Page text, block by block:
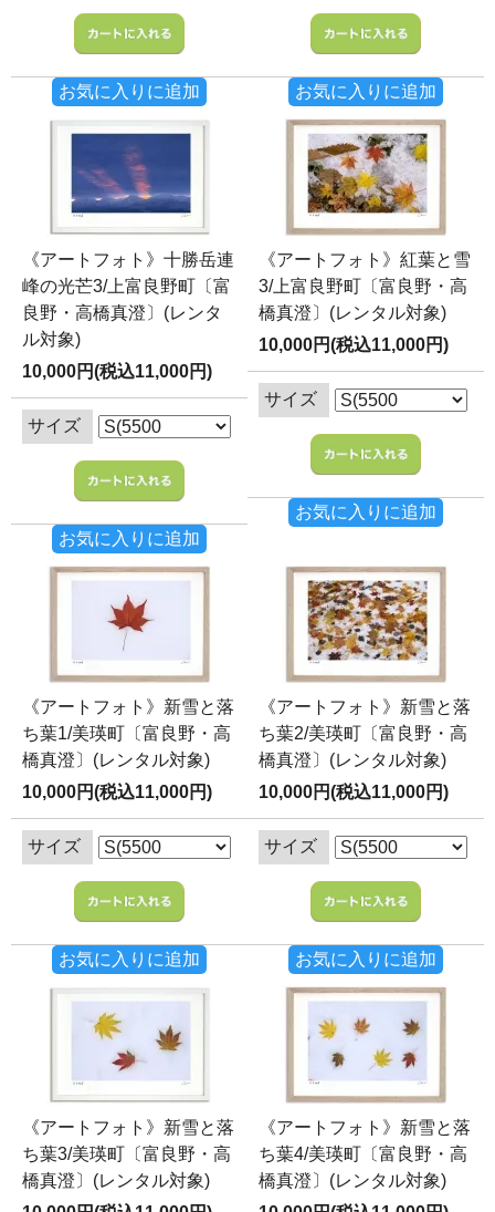
お気に入りに追加 お気に入りに追加
《アートフォト》十勝岳連
峰の光芒3/上富良野町〔富
良野・高橋真澄〕(レンタ
ル対象)
10,000円(税込11,000円)
サイズ
お気に入りに追加
《アートフォト》紅葉と雪
3/上富良野町〔富良野・高
橋真澄〕(レンタル対象)
10,000円(税込11,000円)
サイズ
お気に入りに追加
《アートフォト》新雪と落
ち葉1/美瑛町〔富良野・高
橋真澄〕(レンタル対象)
10,000円(税込11,000円)
サイズ
お気に入りに追加
《アートフォト》新雪と落
ち葉2/美瑛町〔富良野・高
橋真澄〕(レンタル対象)
10,000円(税込11,000円)
サイズ
お気に入りに追加
《アートフォト》新雪と落
ち葉3/美瑛町〔富良野・高
橋真澄〕(レンタル対象)
《アートフォト》新雪と落
ち葉4/美瑛町〔富良野・高
橋真澄〕(レンタル対象)